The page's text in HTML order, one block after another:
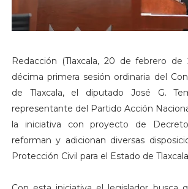
Redacción (Tlaxcala, 20 de febrero de
décima primera sesión ordinaria del
de Tlaxcala, el diputado José G.
representante del Partido Acción
la iniciativa con proyecto de
reforman y adicionan diversas
Protección Civil para el Estado de